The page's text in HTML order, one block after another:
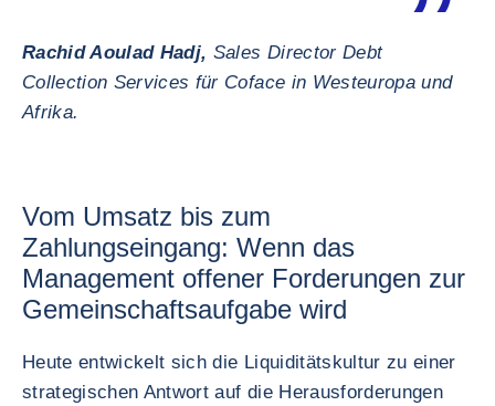
Rachid Aoulad Hadj, Sales Director Debt
Collection Services für Coface in Westeuropa und
Afrika.
Vom Umsatz bis zum
Zahlungseingang: Wenn das
Management offener Forderungen zur
Gemeinschaftsaufgabe wird
Heute entwickelt sich die Liquiditätskultur zu einer
strategischen Antwort auf die Herausforderungen